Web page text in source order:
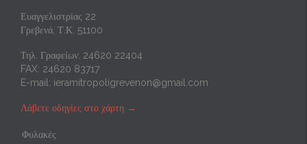
Ευαγγελιστρίας 22
Γρεβενά, Τ.Κ. 51100
Τηλ. Γραφείων: 24620 22404
FAX: 24620 83717
E-mail: ieramitropoligrevenon@gmail.com
Λάβετε οδηγίες στο χάρτη →
Φυλακές